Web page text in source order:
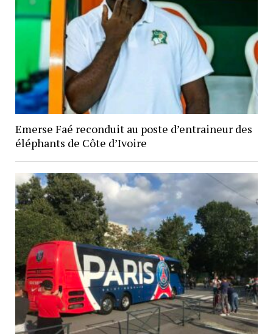
Emerse Faé reconduit au poste d’entraineur des
éléphants de Côte d’Ivoire